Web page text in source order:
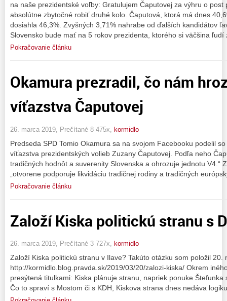
na naše prezidentské voľby: Gratulujem Čaputovej za výhru o
absolútne zbytočné robiť druhé kolo. Čaputová, ktorá má dnes
dosiahla 46,3%. Zvyšných 3,71% nahrabe od ďalších kandidátov
Slovensko bude mať na 5 rokov prezidenta, ktorého si väčšina
Pokračovanie článku
Okamura prezradil, čo nám
víťazstva Čaputovej
26. marca 2019, Prečítané 8 475x, kormidlo
Predseda SPD Tomio Okamura sa na svojom Facebooku podelil
víťazstva prezidentských volieb Zuzany Čaputovej. Podľa neho
tradičných hodnôt a suverenity Slovenska a ohrozuje jednotu V4.“
„otvorene podporuje likvidáciu tradičnej rodiny a tradičných
Pokračovanie článku
Založí Kiska politickú stranu s
26. marca 2019, Prečítané 3 727x, kormidlo
Založí Kiska politickú stranu v Ilave? Takúto otázku som položil 20.
http://kormidlo.blog.pravda.sk/2019/03/20/zalozi-kiska/ Okrem
presýtená titulkami: Kiska plánuje stranu, napriek ponuke
Čo to spraví s Mostom či s KDH, Kiskova strana dnes nedáva